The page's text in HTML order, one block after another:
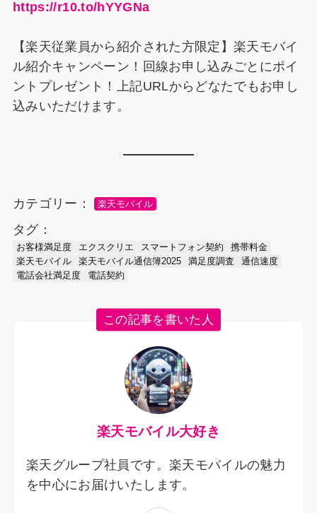
https://r10.to/hYYGNa
【楽天従業員から紹介された方限定】楽天モバイ
ル紹介キャンペーン！回線お申し込みごとにポイ
ントプレゼント！上記URLからどなたでもお申し
込みいただけます。
カテゴリー： 楽天モバイル
タグ：
お客様満足度 エクスクリエ スマートフォン契約
携帯料金
楽天モバイル
楽天モバイル通信簿2025 満足度調査
通信速度
電話会社満足度
電話契約
この記事を書いた人
楽天モバイル大好き
楽天グループ社員です。楽天モバイルの魅力
を中心にお届けいたします。